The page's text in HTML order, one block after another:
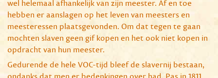
wel helemaal afhankelijk van zijn meester. Af en toe
hebben er aanslagen op het leven van meesters en
meesteressen plaatsgevonden. Om dat tegen te gaan
mochten slaven geen gif kopen en het ook niet kopen in
opdracht van hun meester.
Gedurende de hele VOC-tijd bleef de slavernij bestaan,